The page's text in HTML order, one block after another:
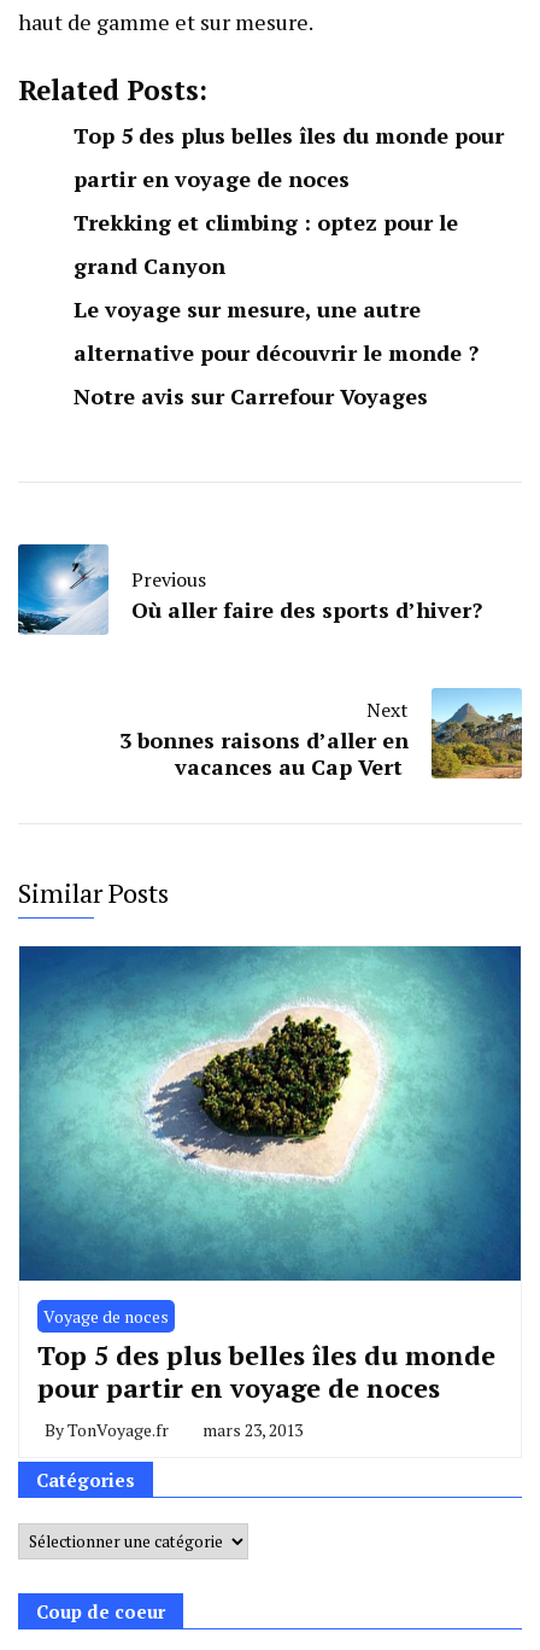
haut de gamme et sur mesure.
Related Posts:
Top 5 des plus belles îles du monde pour
partir en voyage de noces
Trekking et climbing : optez pour le
grand Canyon
Le voyage sur mesure, une autre
alternative pour découvrir le monde ?
Notre avis sur Carrefour Voyages
Previous
Où aller faire des sports d’hiver?
Next
3 bonnes raisons d’aller en
vacances au Cap Vert
Similar Posts
Voyage de noces
Top 5 des plus belles îles du monde
pour partir en voyage de noces
ByTonVoyage.fr mars 23, 2013
Catégories
Catégories
Coup de coeur